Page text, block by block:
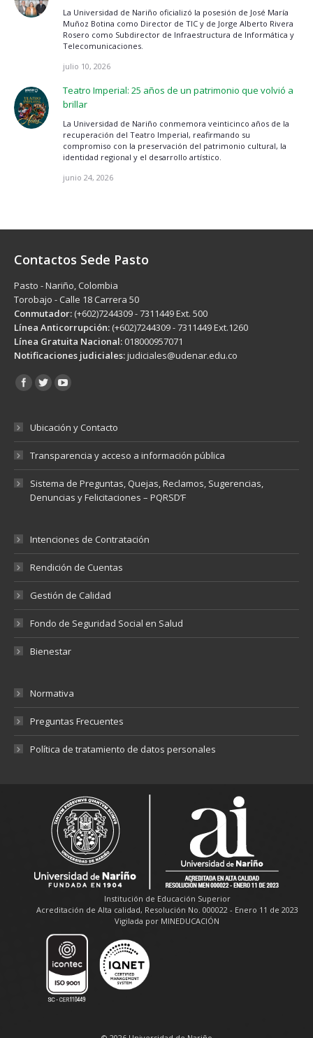
La Universidad de Nariño oficializó la posesión de José María
Muñoz Botina como Director de TIC y de Jorge Alberto Rivera
Rosero como Subdirector de Infraestructura de Informática y
Telecomunicaciones.
julio 10, 2026
Teatro Imperial: 25 años de un patrimonio que volvió a
brillar
La Universidad de Nariño conmemora veinticinco años de la
recuperación del Teatro Imperial, reafirmando su
compromiso con la preservación del patrimonio cultural, la
identidad regional y el desarrollo artístico.
junio 24, 2026
Contactos Sede Pasto
Pasto - Nariño, Colombia
Torobajo - Calle 18 Carrera 50
Conmutador: (+602)7244309 - 7311449 Ext. 500
Línea Anticorrupción: (+602)7244309 - 7311449 Ext.1260
Línea Gratuita Nacional: 018000957071
Notificaciones judiciales:judiciales@udenar.edu.co
Encuéntranos en:
Ubicación y Contacto
Transparencia y acceso a información pública
Sistema de Preguntas, Quejas, Reclamos, Sugerencias,
Denuncias y Felicitaciones – PQRSD’F
Intenciones de Contratación
Rendición de Cuentas
Gestión de Calidad
Fondo de Seguridad Social en Salud
Bienestar
Normativa
Preguntas Frecuentes
Política de tratamiento de datos personales
Institución de Educación Superior
Acreditación de Alta calidad, Resolución No. 000022 - Enero 11 de 2023
Vigilada por MINEDUCACIÓN